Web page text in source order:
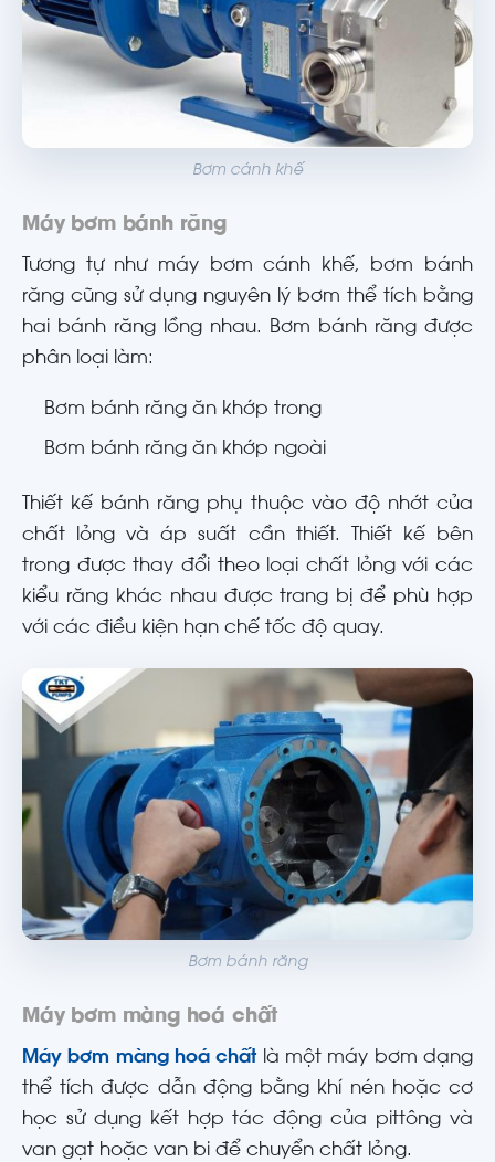
Bơm cánh khế
Máy bơm bánh răng
Tương tự như máy bơm cánh khế, bơm bánh
răng cũng sử dụng nguyên lý bơm thể tích bằng
hai bánh răng lồng nhau. Bơm bánh răng được
phân loại làm:
Bơm bánh răng ăn khớp trong
Bơm bánh răng ăn khớp ngoài
Thiết kế bánh răng phụ thuộc vào độ nhớt của
chất lỏng và áp suất cần thiết. Thiết kế bên
trong được thay đổi theo loại chất lỏng với các
kiểu răng khác nhau được trang bị để phù hợp
với các điều kiện hạn chế tốc độ quay.
Bơm bánh răng
Máy bơm màng hoá chất
Máy bơm màng hoá chất là một máy bơm dạng
thể tích được dẫn động bằng khí nén hoặc cơ
học sử dụng kết hợp tác động của pittông và
van gạt hoặc van bi để chuyển chất lỏng.